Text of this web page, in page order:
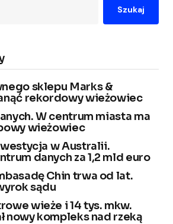
Szukaj
sklepu Marks &
rekordowy wieżowiec
W centrum miasta ma
wieżowiec
w Australii.
danych za 1,2 mld euro
Chin trwa od lat.
sądu
wieże i 14 tys. mkw.
nowy kompleks nad rzeką